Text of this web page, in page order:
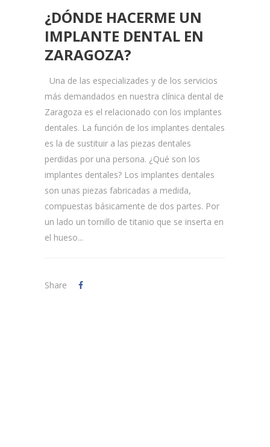
¿DÓNDE HACERME UN
IMPLANTE DENTAL EN
ZARAGOZA?
Una de las especializades y de los servicios
más demandados en nuestra clínica dental de
Zaragoza es el relacionado con los implantes
dentales. La función de los implantes dentales
es la de sustituir a las piezas dentales
perdidas por una persona. ¿Qué son los
implantes dentales? Los implantes dentales
son unas piezas fabricadas a medida,
compuestas básicamente de dos partes. Por
un lado un tornillo de titanio que se inserta en
el hueso...
Share